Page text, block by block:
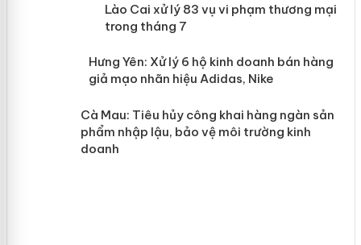
Lào Cai xử lý 83 vụ vi phạm thương
mại trong tháng 7
Hưng Yên: Xử lý 6 hộ kinh doanh bán
hàng giả mạo nhãn hiệu Adidas, Nike